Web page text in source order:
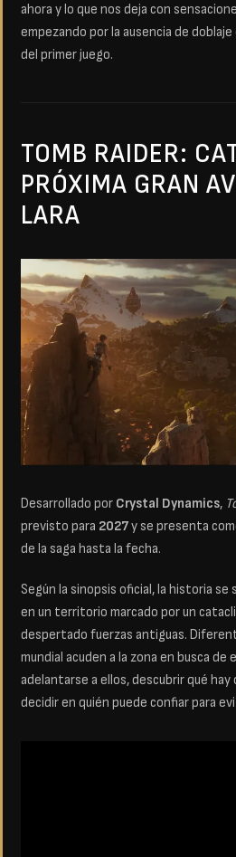
ahora y lo que nos deja con
empezando por la ausencia de
del primer juego.
TOMB RAIDER:
PRÓXIMA GRAN
LARA
Desarrollado por Crystal Dynamics,
previsto para 2027y se presenta
de la saga hasta la fecha.
Según la sinopsis oficial, la historia
en un territorio marcado por un
despertado fuerzas antiguas.
mundial acuden a la zona en busca de
adelantarse a ellos, descubrir qué
decidir en quién puede confiar para